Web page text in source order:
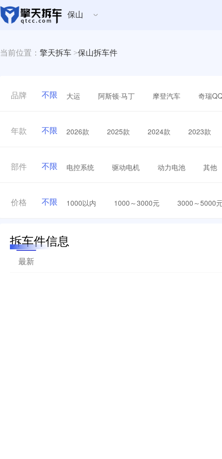
保山
当前位置： 擎天拆车 >保山拆车件
品牌 不限 大运 阿斯顿·马丁 摩登汽车 奇瑞
年款 不限 2026款 2025款 2024款 2023款
部件 不限 电控系统 驱动电机 动力电池 其他
价格 不限 1000以内 1000～3000元 3000～5000
拆车件信息
最新